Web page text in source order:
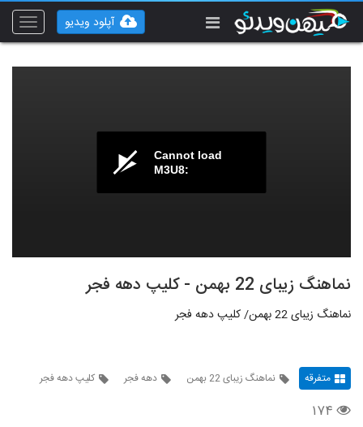
Toggle
آپلود ویدیو
Cannot load
M3U8:
نماهنگ زیبای 22 بهمن - کلیپ دهه فجر
نماهنگ زیبای 22 بهمن/ کلیپ دهه فجر
متفرقه نماهنگ زیبای 22 بهمن دهه فجر کلیپ دهه فجر
۱۷۴